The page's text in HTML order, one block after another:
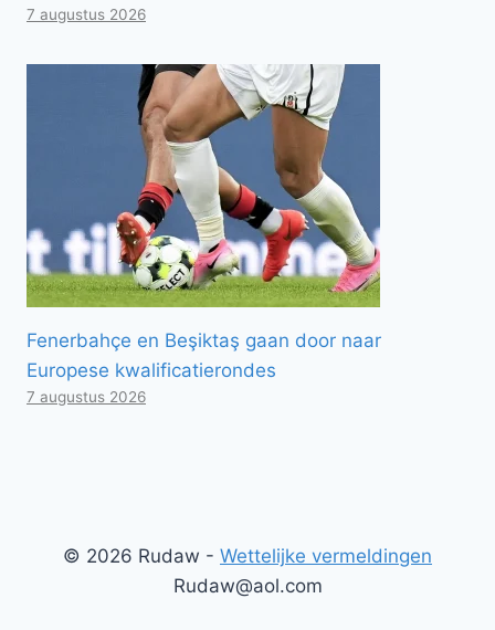
7 augustus 2026
Fenerbahçe en Beşiktaş gaan door naar
Europese kwalificatierondes
7 augustus 2026
© 2026 Rudaw - Wettelijke vermeldingen
Rudaw@aol.com